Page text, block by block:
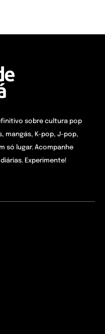
sobre cultura pop
mangás, K-pop, J-pop,
só lugar. Acompanhe
Experimente!